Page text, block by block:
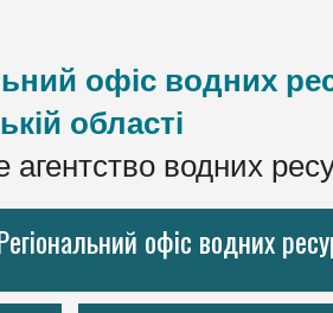
офіс водних
області
водних
офіс водних